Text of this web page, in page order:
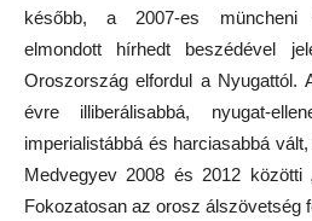
később, a 2007-es müncheni
elmondott hírhedt beszédével
Oroszország elfordul a Nyugattól.
évre illiberálisabbá, nyugat-
imperialistábbá és harciasabbá
Medvegyev 2008 és 2012 közötti
Fokozatosan az orosz álszövetség